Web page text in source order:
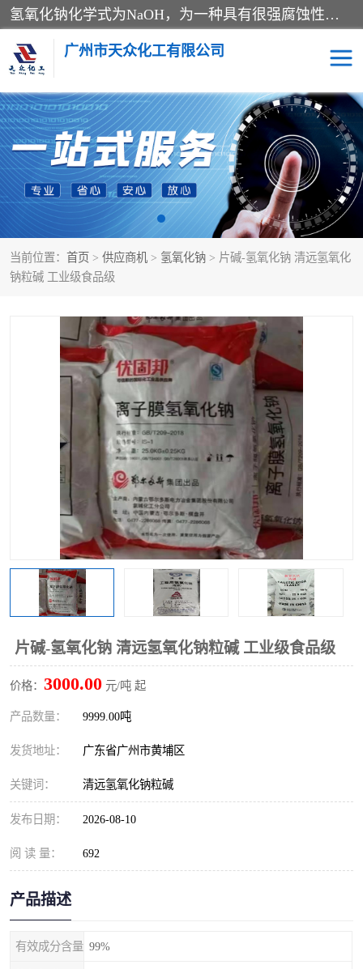
氢氧化钠化学式为NaOH，为一种具有很强腐蚀性的强碱，一般为片状或颗粒形态，易溶于水(溶于水时放热)并形成碱性溶液，另有潮解性，易吸取空气中的水蒸气(潮解)和(变质)。NaOH是化学实验室其中一种必备的化学品，亦为常见的化工品之一。纯品是无色透明的晶体。密度2.130g/cm3。熔点318.4℃。沸点1390℃。工业品含有少量的氯化和碳酸，是白色不透明的晶体。
广州市天众化工有限公司
当前位置： 首页 > 供应商机 > 氢氧化钠 > 片碱-氢氧化钠 清远氢氧化
钠粒碱 工业级食品级
片碱-氢氧化钠 清远氢氧化钠粒碱 工业级食品级
价格： 3000.00 元/吨 起
产品数量： 9999.00吨
发货地址： 广东省广州市黄埔区
关键词： 清远氢氧化钠粒碱
发布日期： 2026-08-10
阅 读 量： 692
产品描述
有效成分含量 99%
亚硝酸钠 氢氧化钠
纯碱 硫代硫酸钠
草酸 醋酸钠
聚合氯化铝 焦磷酸二氢二钠
一水葡萄糖
聚丙烯酰胺 一水柠檬酸
葡萄糖酸钠
磷酸二氢钾
磷酸氢二钾 三聚磷酸钠
保险粉 工业白糖
过硫酸钠 过硫酸铵
尿素 碳酸氢钠
聚合硫酸铁 磷酸二氢钠
大苏打